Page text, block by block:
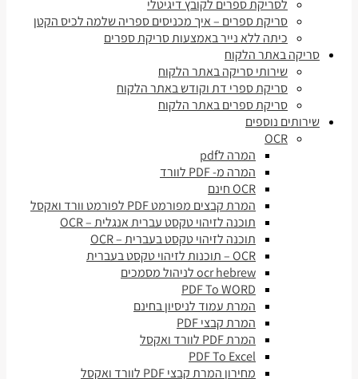
לסריקת ספרים לקובץ דיגיטלי
סריקת ספרים – איך מכניסים ספריה שלמה לכיס הקטן
כיתה ללא נייר באמצעות סריקת ספרים
סריקה באתר הלקוח
שירותי סריקה באתר הלקוח
סריקת ספרי דת וקודש באתר הלקוח
סריקת ספרים באתר הלקוח
שירותים נוספים
OCR
המרה לpdf
המרה מ- PDF לוורד
OCR חינם
המרת קבצים מפורמט PDF לפורמט וורד ואקסל
תוכנה לזיהוי טקסט עברית אנגלית – OCR
תוכנה לזיהוי טקסט בעברית – OCR
OCR – תוכנות לזיהוי טקסט בעברית
ocr hebrew לניהול מסמכים
PDF To WORD
המרת עמוד לניסיון בחינם
המרת קבצי PDF
המרת PDF לוורד ואקסל
PDF To Excel
מחירון המרת קבצי PDF לוורד ואקסל